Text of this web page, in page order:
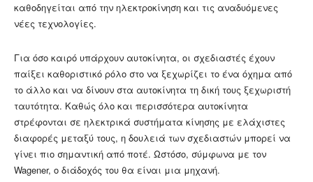
καθοδηγείται από την ηλεκτροκίνηση και τις αναδυόμενες
νέες τεχνολογίες.
Για όσο καιρό υπάρχουν αυτοκίνητα, οι σχεδιαστές έχουν
παίξει καθοριστικό ρόλο στο να ξεχωρίζει το ένα όχημα από
το άλλο και να δίνουν στα αυτοκίνητα τη δική τους ξεχωριστή
ταυτότητα. Καθώς όλο και περισσότερα αυτοκίνητα
στρέφονται σε ηλεκτρικά συστήματα κίνησης με ελάχιστες
διαφορές μεταξύ τους, η δουλειά των σχεδιαστών μπορεί να
γίνει πιο σημαντική από ποτέ. Ωστόσο, σύμφωνα με τον
Wagener, ο διάδοχός του θα είναι μια μηχανή.